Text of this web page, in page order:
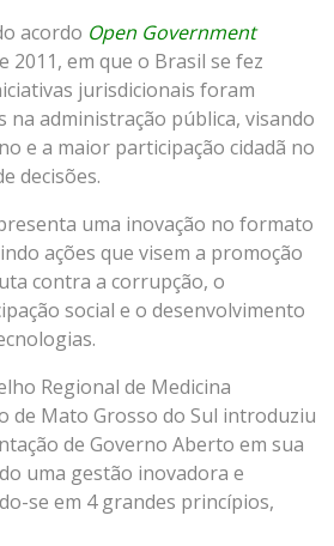
acordo Open Government
2011, em que o Brasil se fez
jurisdicionais foram
na administração pública, visando
e a maior participação cidadã no
decisões.
uma inovação no formato
ações que visem a promoção
contra a corrupção, o
social e o desenvolvimento
Regional de Medicina
de Mato Grosso do Sul introduziu
de Governo Aberto em sua
uma gestão inovadora e
se em 4 grandes princípios,